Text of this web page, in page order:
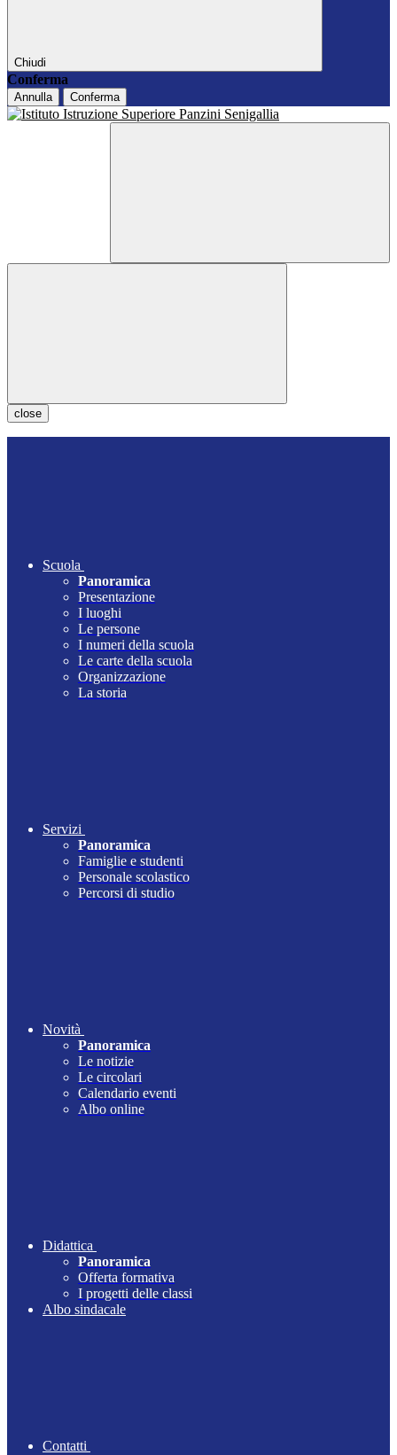
Chiudi
Conferma
Annulla Conferma
close
Scuola
Panoramica
Presentazione
I luoghi
Le persone
I numeri della scuola
Le carte della scuola
Organizzazione
La storia
Servizi
Panoramica
Famiglie e studenti
Personale scolastico
Percorsi di studio
Novità
Panoramica
Le notizie
Le circolari
Calendario eventi
Albo online
Didattica
Panoramica
Offerta formativa
I progetti delle classi
Albo sindacale
Contatti